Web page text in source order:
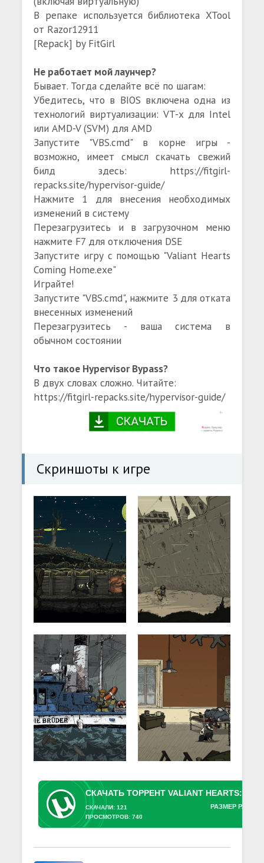
В репаке используется библиотека XTool
от Razor12911
[Repack] by FitGirl
Не работает мой лаунчер?
Бывает. Тогда сделайте всё по шагам:
Убедитесь, что в BIOS включена одна из
технологий виртуализации: VT-x для Intel
или AMD-V (SVM) для AMD
Запустите "VBS.cmd" в корне игры -
возможно, имеет смысл скачать свежий
билд здесь: https://fitgirl-
repacks.site/hypervisor-guide/
Нажмите 1 для внесения необходимых
изменений в систему
Перезагрузитесь и в загрузочном меню
нажмите F7 для отключения DSE
Запустите игру с помощью "Valiant Hearts
Coming Home.exe"
Играйте!
Запустите "VBS.cmd", нажмите 3 для отката
внесенных изменений
Перезагрузитесь - ваша система в
обычном состоянии
Что такое Hypervisor Bypass?
В двух словах сложно. Читайте:
https://fitgirl-repacks.site/hypervisor-guide/
Скриншоты к игре
РАЗМЕР
СКАЧАЛИ: 121
ПРОСМОТРОВ: 740